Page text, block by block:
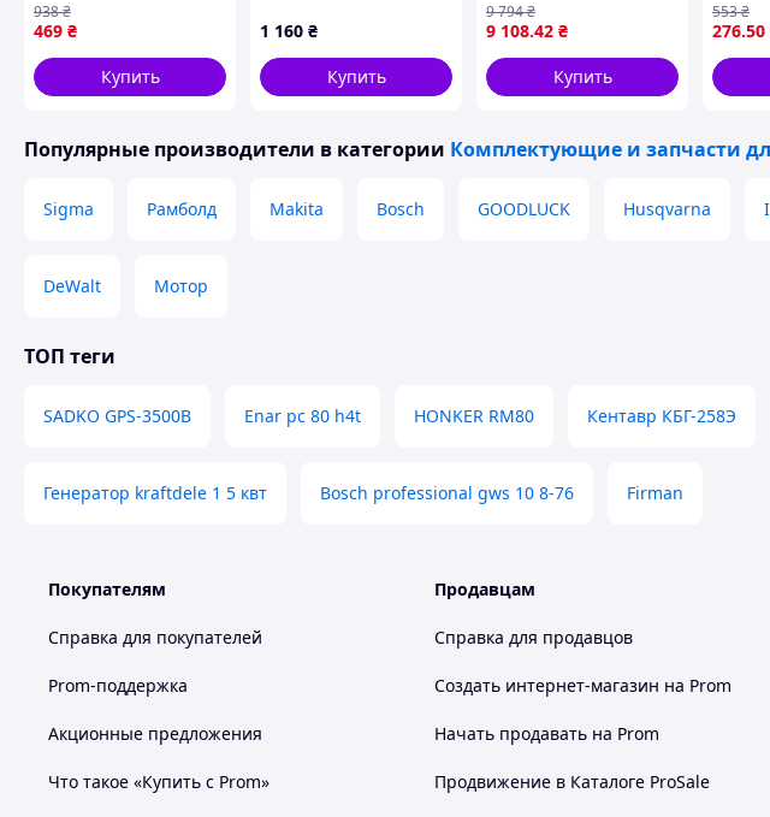
бренда GL ТМ START
PRO
469 ₴
938₴
Купить
1 160 ₴
Купить
батарей: 1шт, Li-Ion,
вага: 955г BOSCH 1 600
A01 6GK
9 108.42 ₴
9 794₴
Купить
с
276.50
553₴
Популярные производители в категории Комплектующие и запчасти
Sigma Рамболд Makita Bosch GOODLUCK Husqvarna
DeWalt Мотор
ТОП теги
SADKO GPS-3500B Enar pc 80 h4t HONKER RM80 Кентавр КБГ-258Э
Генератор kraftdele 1 5 квт Bosch professional gws 10 8-76 Firman
Покупателям
Справка для покупателей
Prom-поддержка
Акционные предложения
Что такое «Купить с Prom»
Продавцам
Справка для продавцов
Создать интернет-магазин на Prom
Начать продавать на Prom
Продвижение в Каталоге ProSale